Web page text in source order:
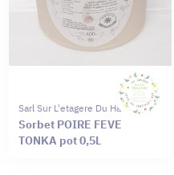
Sarl Sur L'etagere Du Haut
Sorbet POIRE FEVE
TONKA pot 0,5L